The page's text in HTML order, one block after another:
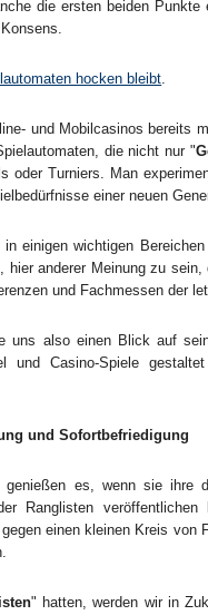
die ersten beiden Punkte
hocken bleibt.
und Mobilcasinos bereits
die nicht nur "
Turniers. Man
einer neuen
einigen wichtigen
anderer Meinung zu
und Fachmessen der
uns also einen Blick auf
und Casino-Spiele
und Sofortbefriedigung
genießen es, wenn sie ihre
Ranglisten
einen kleinen Kreis von
" hatten, werden wir in